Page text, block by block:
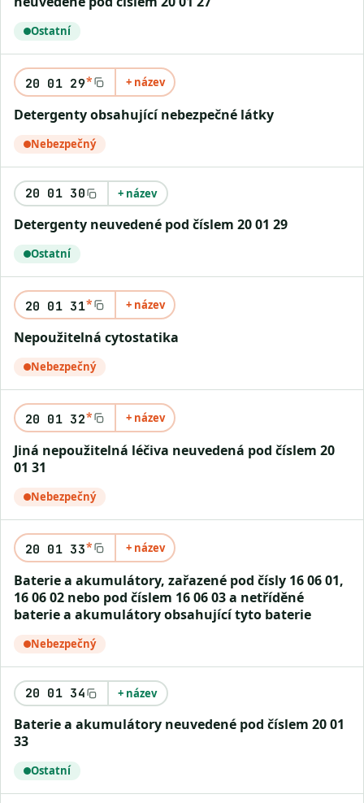
Ostatní
20 01 29* + název
Detergenty obsahující nebezpečné látky
Nebezpečný
20 01 30 + název
Detergenty neuvedené pod číslem 20 01 29
Ostatní
20 01 31* + název
Nepoužitelná cytostatika
Nebezpečný
20 01 32* + název
Jiná nepoužitelná léčiva neuvedená pod číslem 20
01 31
Nebezpečný
20 01 33* + název
Baterie a akumulátory, zařazené pod čísly 16 06 01,
16 06 02 nebo pod číslem 16 06 03 a netříděné
baterie a akumulátory obsahující tyto baterie
Nebezpečný
20 01 34 + název
Baterie a akumulátory neuvedené pod číslem 20 01
33
Ostatní